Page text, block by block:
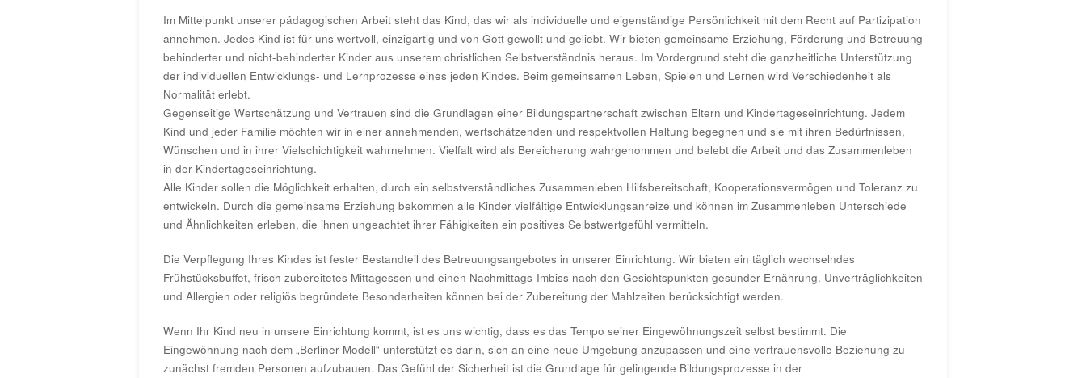
Im Mittelpunkt unserer pädagogischen Arbeit steht das Kind, das wir als individuelle und eigenständige Persönlichkeit mit dem Recht auf Partizipation
annehmen. Jedes Kind ist für uns wertvoll, einzigartig und von Gott gewollt und geliebt. Wir bieten gemeinsame Erziehung, Förderung und Betreuung
behinderter und nicht-behinderter Kinder aus unserem christlichen Selbstverständnis heraus. Im Vordergrund steht die ganzheitliche Unterstützung
der individuellen Entwicklungs- und Lernprozesse eines jeden Kindes. Beim gemeinsamen Leben, Spielen und Lernen wird Verschiedenheit als
Normalität erlebt.
Gegenseitige Wertschätzung und Vertrauen sind die Grundlagen einer Bildungspartnerschaft zwischen Eltern und Kindertageseinrichtung. Jedem
Kind und jeder Familie möchten wir in einer annehmenden, wertschätzenden und respektvollen Haltung begegnen und sie mit ihren Bedürfnissen,
Wünschen und in ihrer Vielschichtigkeit wahrnehmen. Vielfalt wird als Bereicherung wahrgenommen und belebt die Arbeit und das Zusammenleben
in der Kindertageseinrichtung.
Alle Kinder sollen die Möglichkeit erhalten, durch ein selbstverständliches Zusammenleben Hilfsbereitschaft, Kooperationsvermögen und Toleranz zu
entwickeln. Durch die gemeinsame Erziehung bekommen alle Kinder vielfältige Entwicklungsanreize und können im Zusammenleben Unterschiede
und Ähnlichkeiten erleben, die ihnen ungeachtet ihrer Fähigkeiten ein positives Selbstwertgefühl vermitteln.
Die Verpflegung Ihres Kindes ist fester Bestandteil des Betreuungsangebotes in unserer Einrichtung. Wir bieten ein täglich wechselndes
Frühstücksbuffet, frisch zubereitetes Mittagessen und einen Nachmittags-Imbiss nach den Gesichtspunkten gesunder Ernährung. Unverträglichkeiten
und Allergien oder religiös begründete Besonderheiten können bei der Zubereitung der Mahlzeiten berücksichtigt werden.
Wenn Ihr Kind neu in unsere Einrichtung kommt, ist es uns wichtig, dass es das Tempo seiner Eingewöhnungszeit selbst bestimmt. Die
Eingewöhnung nach dem „Berliner Modell“ unterstützt es darin, sich an eine neue Umgebung anzupassen und eine vertrauensvolle Beziehung zu
zunächst fremden Personen aufzubauen. Das Gefühl der Sicherheit ist die Grundlage für gelingende Bildungsprozesse in der